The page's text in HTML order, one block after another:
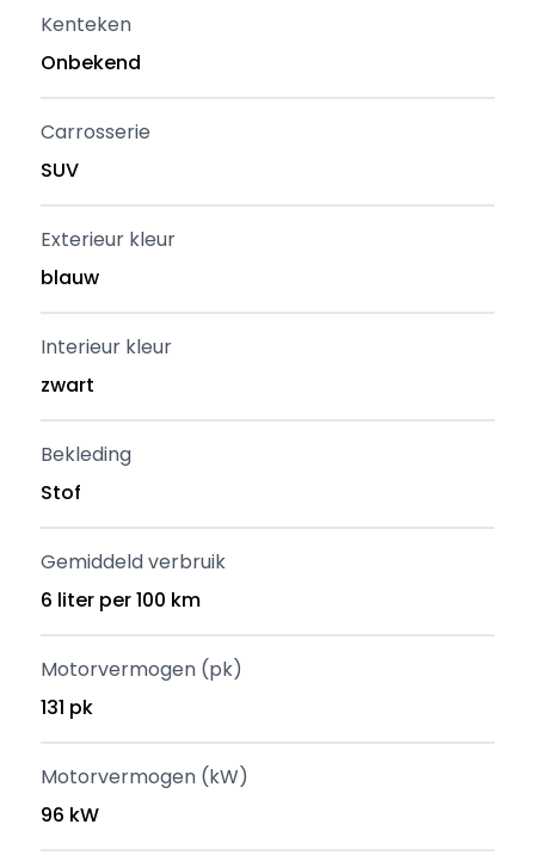
Kenteken
Onbekend
Carrosserie
SUV
Exterieur kleur
blauw
Interieur kleur
zwart
Bekleding
Stof
Gemiddeld verbruik
6 liter per 100 km
Motorvermogen (pk)
131 pk
Motorvermogen (kW)
96 kW